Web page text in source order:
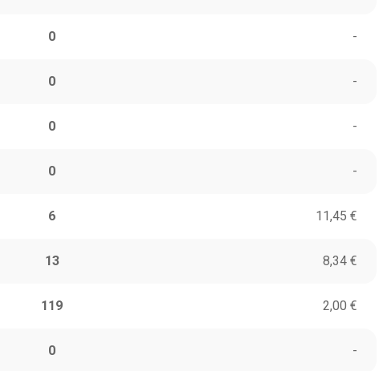
0 -
0 -
0 -
0 -
6 11,45 €
13 8,34 €
119 2,00 €
0 -